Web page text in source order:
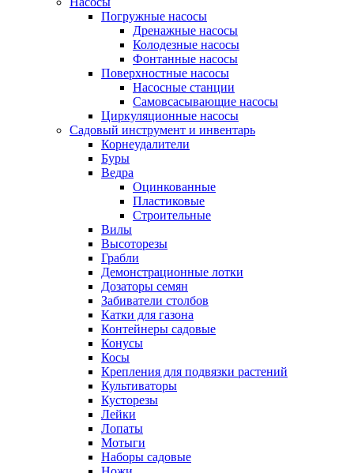
Погружные насосы
Дренажные насосы
Колодезные насосы
Фонтанные насосы
Поверхностные насосы
Насосные станции
Самовсасывающие насосы
Циркуляционные насосы
Садовый инструмент и инвентарь
Корнеудалители
Буры
Ведра
Оцинкованные
Пластиковые
Строительные
Вилы
Высоторезы
Грабли
Демонстрационные лотки
Дозаторы семян
Забиватели столбов
Катки для газона
Контейнеры садовые
Конусы
Косы
Крепления для подвязки растений
Культиваторы
Кусторезы
Лейки
Лопаты
Мотыги
Наборы садовые